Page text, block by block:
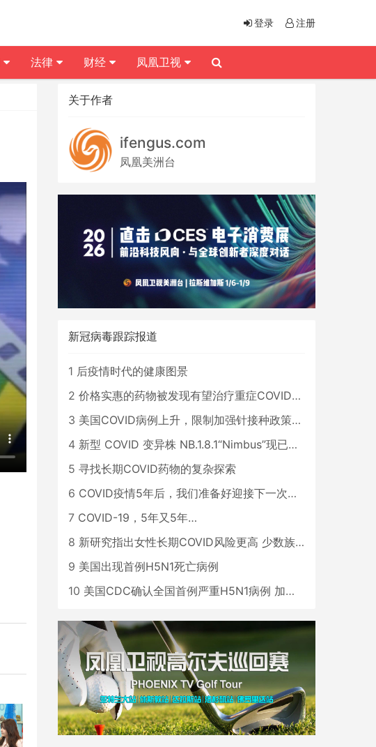
关于作者
ifengus.com
凤凰美洲台
新冠病毒跟踪报道
1 后疫情时代的健康图景
2 价格实惠的药物被发现有望治疗重症COVID患者
3 美国COVID病例上升，限制加强针接种政策即将出台
4 新型 COVID 变异株 NB.1.8.1“Nimbus”现已在美国占据主导地位
5 寻找长期COVID药物的复杂探索
6 COVID疫情5年后，我们准备好迎接下一次大流行了吗？
7 COVID-19，5年又5年…
8 新研究指出女性长期COVID风险更高 少数族裔儿童存在差异
9 美国出现首例H5N1死亡病例
10 美国CDC确认全国首例严重H5N1病例 加州进入紧急状态
登录 注册
法律 财经 凤凰卫视